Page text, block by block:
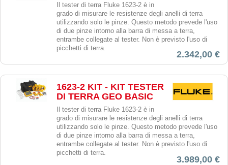
Il tester di terra Fluke 1623-2 è in
grado di misurare le resistenze degli anelli di terra
utilizzando solo le pinze. Questo metodo prevede l'uso
di due pinze intorno alla barra di messa a terra,
entrambe collegate al tester. Non è previsto l'uso di
picchetti di terra.
2.342,00 €
1623-2 KIT - KIT TESTER
DI TERRA GEO BASIC
Il tester di terra Fluke 1623-2 è in
grado di misurare le resistenze degli anelli di terra
utilizzando solo le pinze. Questo metodo prevede l'uso
di due pinze intorno alla barra di messa a terra,
entrambe collegate al tester. Non è previsto l'uso di
picchetti di terra.
3.989,00 €